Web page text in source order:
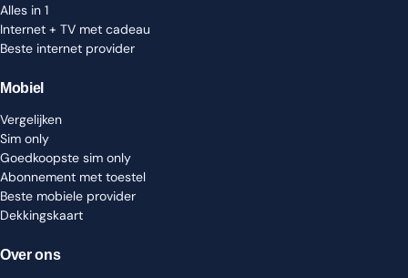
Alles in 1
Internet + TV met cadeau
Beste internet provider
Mobiel
Vergelijken
Sim only
Goedkoopste sim only
Abonnement met toestel
Beste mobiele provider
Dekkingskaart
Over ons